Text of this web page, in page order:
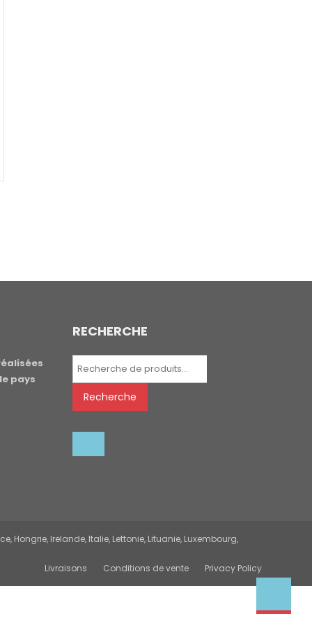
pays
RECHERCHE
Recherche
Recherche
Hongrie, Irelande, Italie, Lettonie, Lituanie, Luxembourg,
Livraisons Conditions de vente Privacy Policy